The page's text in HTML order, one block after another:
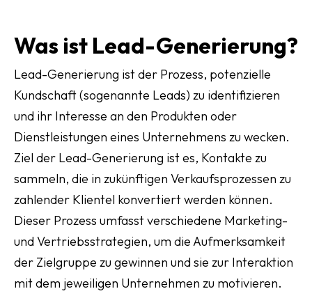
Was ist Lead-Generierung?
Lead-Generierung ist der Prozess, potenzielle
Kundschaft (sogenannte Leads) zu identifizieren
und ihr Interesse an den Produkten oder
Dienstleistungen eines Unternehmens zu wecken.
Ziel der Lead-Generierung ist es, Kontakte zu
sammeln, die in zukünftigen Verkaufsprozessen zu
zahlender Klientel konvertiert werden können.
Dieser Prozess umfasst verschiedene Marketing-
und Vertriebsstrategien, um die Aufmerksamkeit
der Zielgruppe zu gewinnen und sie zur Interaktion
mit dem jeweiligen Unternehmen zu motivieren.